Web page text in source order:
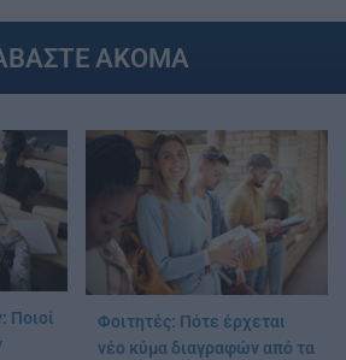
ΑΚΟΜΑ
Ποιοί
Φοιτητές: Πότε έρχεται
νέο κύμα διαγραφών από τα